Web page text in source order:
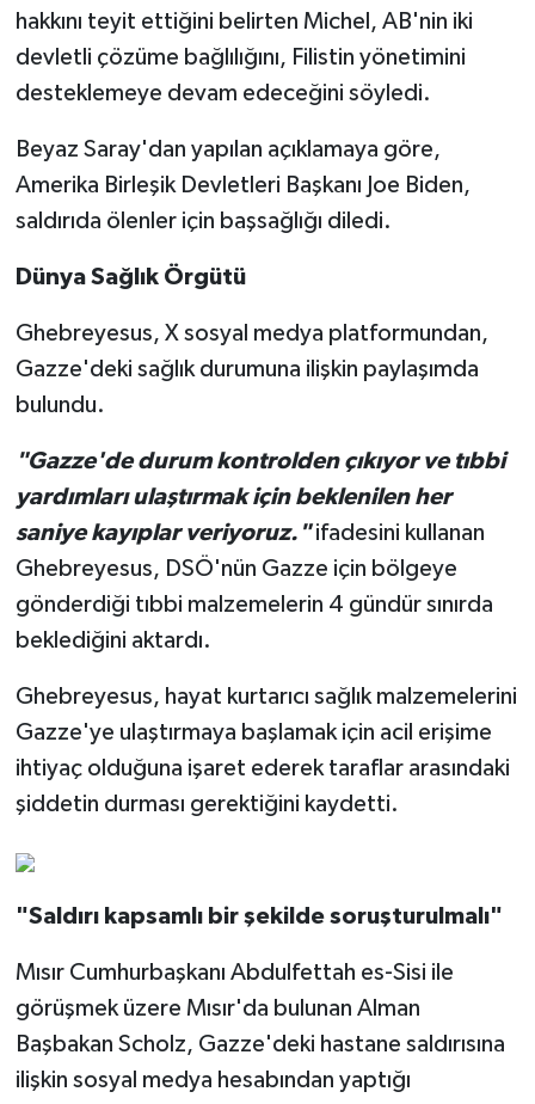
hakkını teyit ettiğini belirten Michel, AB'nin iki
devletli çözüme bağlılığını, Filistin yönetimini
desteklemeye devam edeceğini söyledi.
Beyaz Saray'dan yapılan açıklamaya göre,
Amerika Birleşik Devletleri Başkanı Joe Biden,
saldırıda ölenler için başsağlığı diledi.
Dünya Sağlık Örgütü
Ghebreyesus, X sosyal medya platformundan,
Gazze'deki sağlık durumuna ilişkin paylaşımda
bulundu.
"Gazze'de durum kontrolden çıkıyor ve tıbbi
yardımları ulaştırmak için beklenilen her
saniye kayıplar veriyoruz."ifadesini kullanan
Ghebreyesus, DSÖ'nün Gazze için bölgeye
gönderdiği tıbbi malzemelerin 4 gündür sınırda
beklediğini aktardı.
Ghebreyesus, hayat kurtarıcı sağlık malzemelerini
Gazze'ye ulaştırmaya başlamak için acil erişime
ihtiyaç olduğuna işaret ederek taraflar arasındaki
şiddetin durması gerektiğini kaydetti.
"Saldırı kapsamlı bir şekilde soruşturulmalı"
Mısır Cumhurbaşkanı Abdulfettah es-Sisi ile
görüşmek üzere Mısır'da bulunan Alman
Başbakan Scholz, Gazze'deki hastane saldırısına
ilişkin sosyal medya hesabından yaptığı